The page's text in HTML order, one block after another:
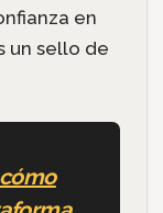
en
un sello de